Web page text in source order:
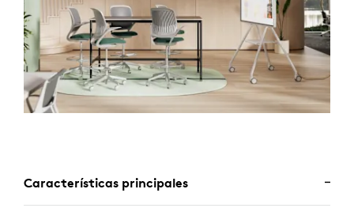
Características principales